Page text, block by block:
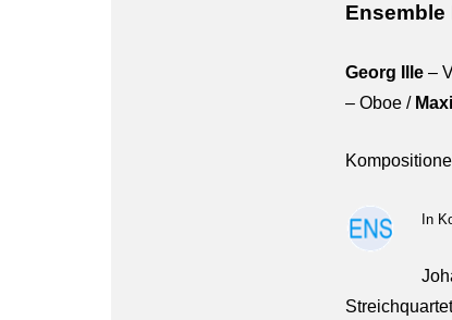
Ensemble
Georg Ille–
– Oboe /
In